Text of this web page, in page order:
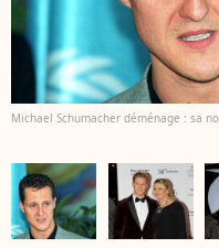
Michael Schumacher déménage : sa